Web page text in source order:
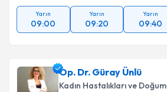
Yarın
09:00
Yarın
09:20
Yarın
09:40
Op. Dr. Güray Ünlü
Kadın Hastalıkları ve Doğum